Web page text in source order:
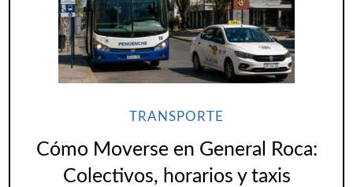
TRANSPORTE
Cómo Moverse en General Roca:
Colectivos, horarios y taxis